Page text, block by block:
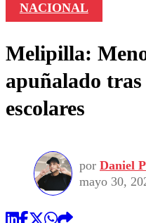
NACIONAL
Melipilla:
apuñalado
escolares
por Daniel
mayo 30,